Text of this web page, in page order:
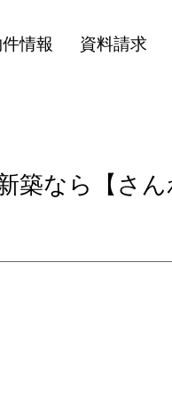
情報 資料請求
築なら【さん